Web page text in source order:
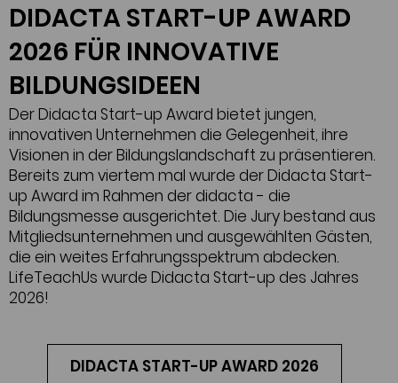
DIDACTA START-UP AWARD
2026 FÜR INNOVATIVE
BILDUNGSIDEEN
Der Didacta Start-up Award bietet jungen,
innovativen Unternehmen die Gelegenheit, ihre
Visionen in der Bildungslandschaft zu präsentieren.
Bereits zum viertem mal wurde der Didacta Start-
up Award im Rahmen der didacta - die
Bildungsmesse ausgerichtet. Die Jury bestand aus
Mitgliedsunternehmen und ausgewählten Gästen,
die ein weites Erfahrungsspektrum abdecken.
LifeTeachUs wurde Didacta Start-up des Jahres
2026!
DIDACTA START-UP AWARD 2026